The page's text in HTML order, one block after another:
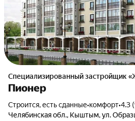
Специализированный застройщик
Пионер
Строится, есть сданные•комфорт•4.3
Челябинская обл., Кыштым, ул.